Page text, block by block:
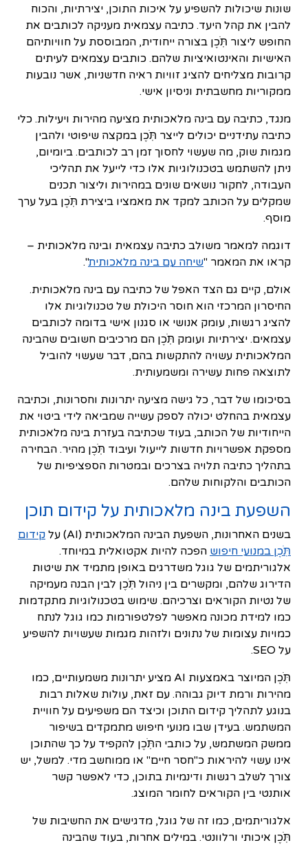
שונות שיכולות להשפיע על איכות התוכן, יצירתיות, והכוח
להבין את קהל היעד. כתיבה עצמאית מעניקה לכותבים את
החופש ליצור תֹּֽכֶן בצורה ייחודית, המבוססת על חוויותיהם
האישיות והאינטואיציות שלהם. כותבים עצמאים לעיתים
קרובות מצליחים להציג זוויות ראיה חדשניות, אשר נובעות
ממקוריות מחשבתית וניסיון אישי.
מנגד, כתיבה עם בינה מלאכותית מציעה מהירות ויעילות. כלי
כתיבה עתידניים יכולים לייצר תֹּֽכֶן במקצה שיפוטי ולהבין
מגמות שוק, מה שעשוי לחסוך זמן רב לכותבים. ביומיום,
ניתן להשתמש בטכנולוגיות אלו כדי לייעל את תהליכי
העבודה, לחקור נושאים שונים במהירות וליצור תכנים
שמקלים על הכותב למקד את מאמציו ביצירת תֹּֽכֶן בעל ערך
מוסף.
דוגמה למאמר משולב כתיבה עצמאית ובינה מלאכותית –
קראו את המאמר "שיחה עם בינה מלאכותית".
אולם, קיים גם הצד האפל של כתיבה עם בינה מלאכותית.
החיסרון המרכזי הוא חוסר היכולת של טכנולוגיות אלו
להציג רגשות, עומק אנושי או סגנון אישי בדומה לכותבים
עצמאים. יצירתיות ועומק תֹּֽכֶן הם מרכיבים חשובים שהבינה
המלאכותית עשויה להתקשות בהם, דבר שעשוי להוביל
לתוצאה פחות עשירה ומשמעותית.
בסיכומו של דבר, כל גישה מציעה יתרונות וחסרונות, וכתיבה
עצמאית בהחלט יכולה לספק עשייה שמביאה לידי ביטוי את
הייחודיות של הכותב, בעוד שכתיבה בעזרת בינה מלאכותית
מספקת אפשרויות חדשות לייעול ועיבוד תֹּֽכֶן מהיר. הבחירה
בתהליך כתיבה תלויה בצרכים ובמטרות הספציפיות של
הכותבים והלקוחות שלהם.
השפעת בינה מלאכותית על קידום תוכן
בשנים האחרונות, השפעת הבינה המלאכותית (AI) על
קידום
תֹּֽכֶן במנועי חיפוש הפכה להיות אקטואלית במיוחד.
אלגוריתמים של גוגל משדרגים באופן מתמיד את שיטות
הדירוג שלהם, ומקשרים בין ניהול תֹּֽכֶן לבין הבנה מעמיקה
של נטיות הקוראים וצרכיהם. שימוש בטכנולוגיות מתקדמות
כמו למידת מכונה מאפשר לפלטפורמות כמו גוגל לנתח
כמויות עצומות של נתונים ולזהות מגמות שעשויות להשפיע
על SEO.
תֹּֽכֶן המיוצר באמצעות AI מציע יתרונות משמעותיים, כמו
מהירות ורמת דיוק גבוהה. עם זאת, עולות שאלות רבות
בנוגע לתהליך קידום התוכן וכיצד הם משפיעים על חוויית
המשתמש. בעידן שבו מנועי חיפוש מתמקדים בשיפור
ממשק המשתמש, על כותבי התֹּֽכֶן להקפיד על כך שהתוכן
אינו עשוי להיראות כ"חסר חיים" או ממוחשב מדי. למשל, יש
צורך לשלב רגשות ודינמיות בתוכן, כדי לאפשר קשר
אותנטי בין הקוראים לחומר המוצג.
אלגוריתמים, כמו זה של גוגל, מדגישים את החשיבות של
תֹּֽכֶן איכותי ורלוונטי. במילים אחרות, בעוד שהבינה